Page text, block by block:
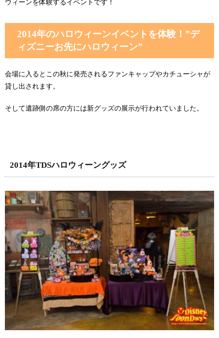
ウィーンを体験するイベントです！
2014年のハロウィーンイベントを体験！”デ
ィズニーお先にハロウィーン”
会場に入るとこの秋に発売されるファンキャップやカチューシャが
貸し出されます。
そして遺跡側の席の方には新グッズの展示が行われていました。
2014年TDSハロウィーングッズ